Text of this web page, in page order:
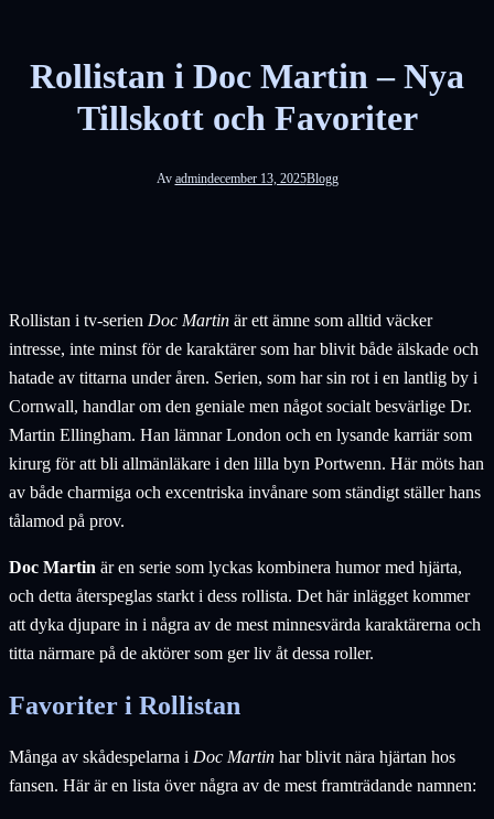
Rollistan i Doc Martin – Nya
Tillskott och Favoriter
Av admindecember 13, 2025Blogg
Rollistan i tv-serien Doc Martin är ett ämne som alltid väcker
intresse, inte minst för de karaktärer som har blivit både älskade och
hatade av tittarna under åren. Serien, som har sin rot i en lantlig by i
Cornwall, handlar om den geniale men något socialt besvärlige Dr.
Martin Ellingham. Han lämnar London och en lysande karriär som
kirurg för att bli allmänläkare i den lilla byn Portwenn. Här möts han
av både charmiga och excentriska invånare som ständigt ställer hans
tålamod på prov.
Doc Martin är en serie som lyckas kombinera humor med hjärta,
och detta återspeglas starkt i dess rollista. Det här inlägget kommer
att dyka djupare in i några av de mest minnesvärda karaktärerna och
titta närmare på de aktörer som ger liv åt dessa roller.
Favoriter i Rollistan
Många av skådespelarna i Doc Martin har blivit nära hjärtan hos
fansen. Här är en lista över några av de mest framträdande namnen: